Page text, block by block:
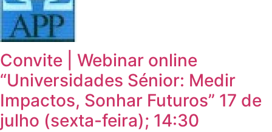
Convite | Webinar online
“Universidades Sénior: Medir
Impactos, Sonhar Futuros” 17 de
julho (sexta-feira); 14:30